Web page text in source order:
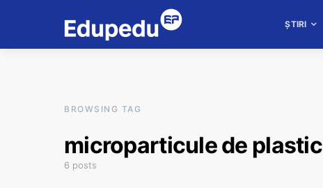
ȘTIRI
BROWSING TAG
microparticule de plastic
6 posts